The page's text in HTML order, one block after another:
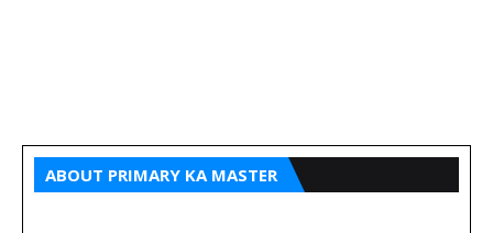
ABOUT PRIMARY KA MASTER